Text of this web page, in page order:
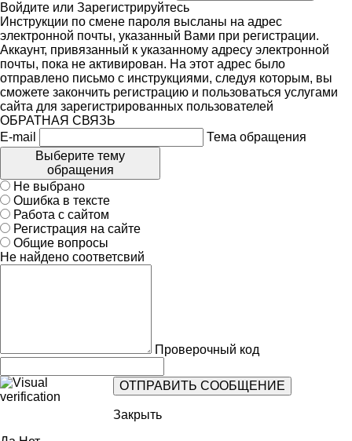
Войдите или Зарегистрируйтесь
Инструкции по смене пароля высланы на адрес
электронной почты, указанный Вами при регистрации.
Аккаунт, привязанный к указанному адресу электронной
почты, пока не активирован. На этот адрес было
отправлено письмо с инструкциями, следуя которым, вы
сможете закончить регистрацию и пользоваться услугами
сайта для зарегистрированных пользователей
ОБРАТНАЯ СВЯЗЬ
E-mail
Тема обращения
Выберите тему
обращения
Не выбрано
Ошибка в тексте
Работа с сайтом
Регистрация на сайте
Общие вопросы
Не найдено соответсвий
Проверочный код
Закрыть